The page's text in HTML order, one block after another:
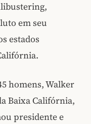
em seu
estados
homens, Walker
Baixa Califórnia,
presidente e